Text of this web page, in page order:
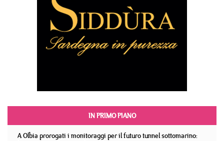
IN PRIMO PIANO
A Olbia prorogati i monitoraggi per il futuro tunnel sottomarino: